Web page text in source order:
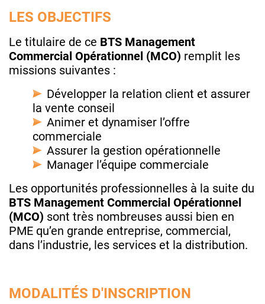
LES OBJECTIFS
Le titulaire de ce BTS Management
Commercial Opérationnel (MCO) remplit les
missions suivantes :
Développer la relation client et assurer
la vente conseil
Animer et dynamiser l’offre
commerciale
Assurer la gestion opérationnelle
Manager l’équipe commerciale
Les opportunités professionnelles à la suite du
BTS Management Commercial Opérationnel
(MCO) sont très nombreuses aussi bien en
PME qu’en grande entreprise, commercial,
dans l’industrie, les services et la distribution.
MODALITÉS D'INSCRIPTION